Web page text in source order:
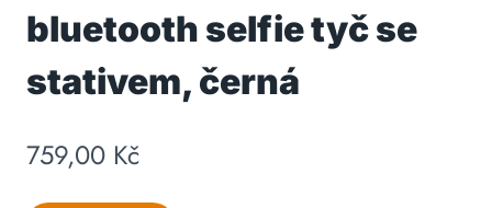
bluetooth selfie tyč se
stativem, černá
759,00 Kč